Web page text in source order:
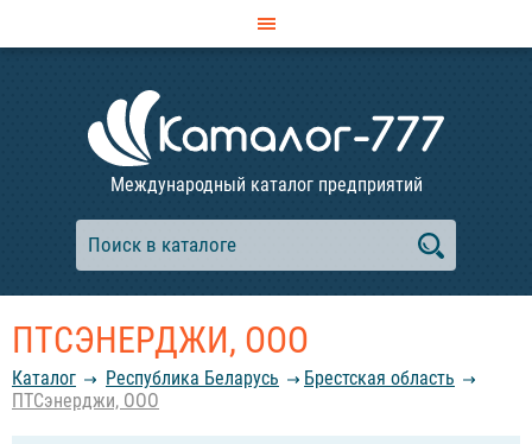
Международный каталог предприятий
ПТСЭНЕРДЖИ, ООО
Каталог Республика Беларусь
Брестская область
ПТСэнерджи, ООО